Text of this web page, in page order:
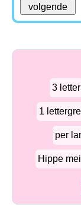
3
1
per
Hippe